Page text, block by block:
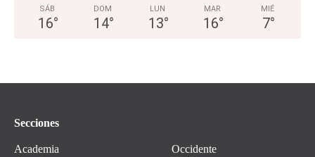
SÁB
16°
DOM
14°
LUN
13°
MAR
16°
MIÉ
7°
Secciones
Academia
Occidente